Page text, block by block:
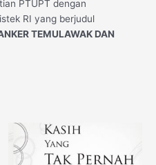
PTUPT dengan
RI yang berjudul
TEMULAWAK DAN